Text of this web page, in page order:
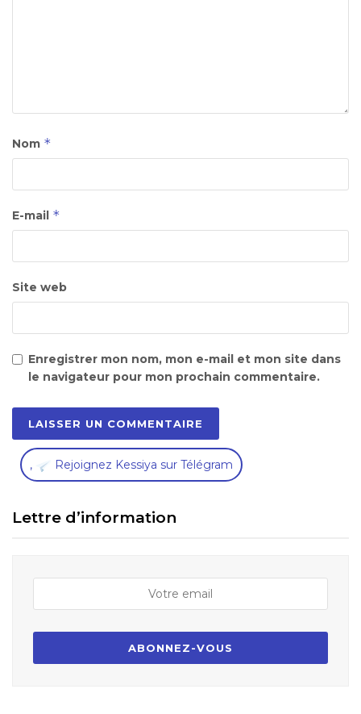
Nom *
E-mail *
Site web
Enregistrer mon nom, mon e-mail et mon site dans
le navigateur pour mon prochain commentaire.
, Rejoignez Kessiya sur Télégram
Lettre d’information